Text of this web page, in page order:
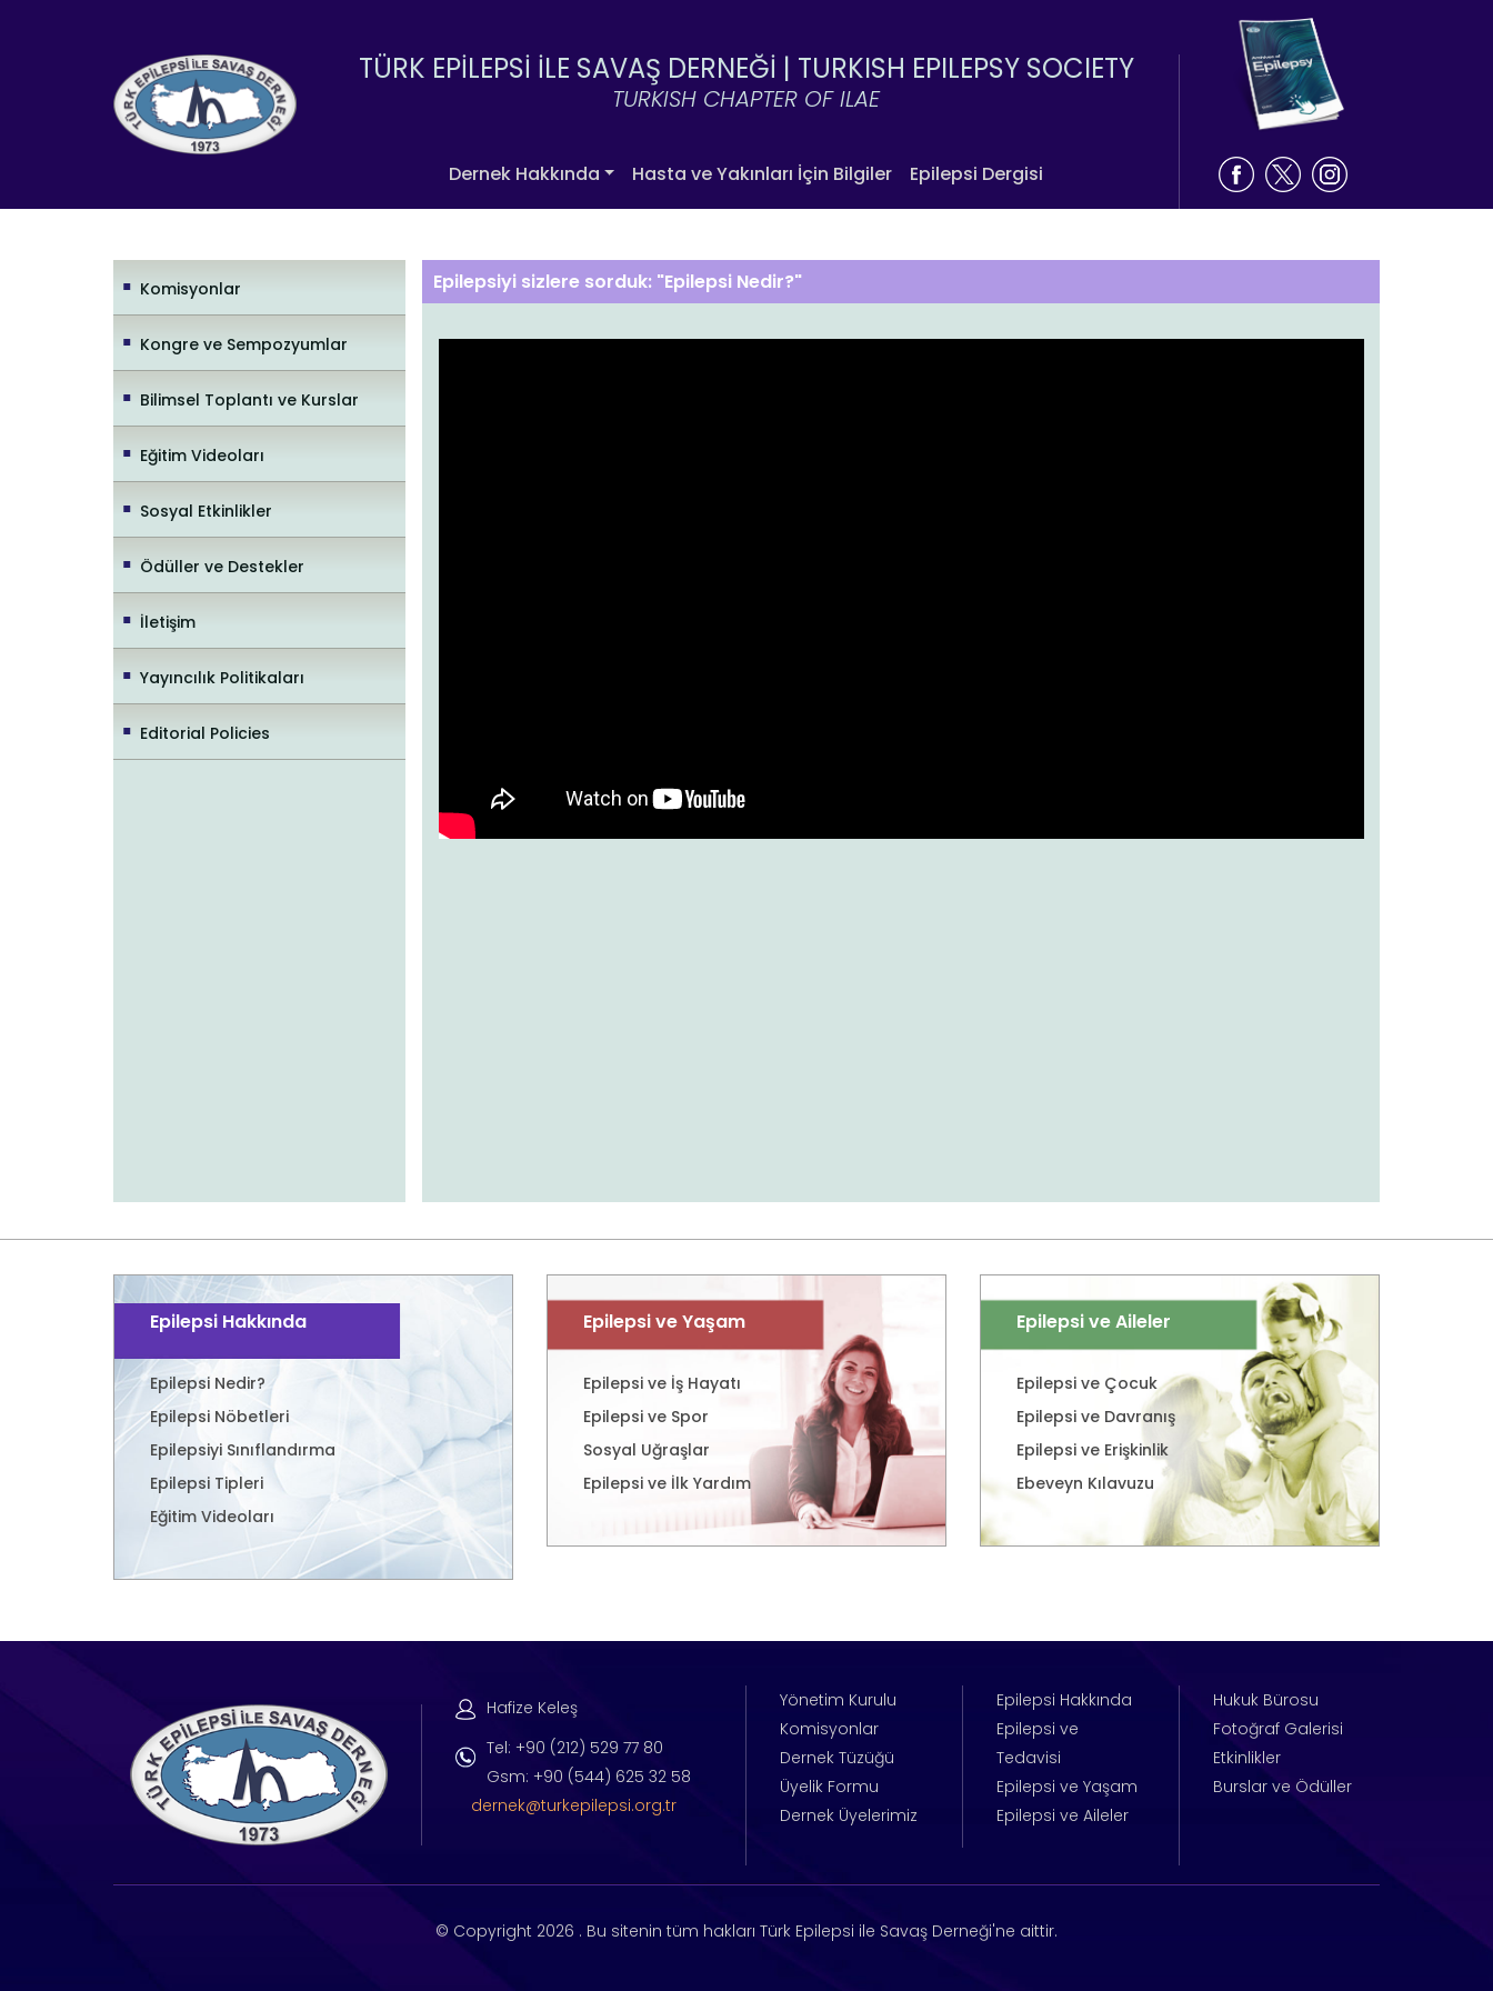
TÜRK EPİLEPSİ İLE SAVAŞ DERNEĞİ | TURKISH EPILEPSY SOCIETY
TURKISH CHAPTER OF ILAE
Dernek Hakkında Hasta ve Yakınları İçin Bilgiler Epilepsi Dergisi
Komisyonlar
Kongre ve Sempozyumlar
Bilimsel Toplantı ve Kurslar
Eğitim Videoları
Sosyal Etkinlikler
Ödüller ve Destekler
İletişim
Yayıncılık Politikaları
Editorial Policies
Epilepsiyi sizlere sorduk: "Epilepsi Nedir?"
Epilepsi Hakkında
Epilepsi Nedir?
Epilepsi Nöbetleri
Epilepsiyi Sınıflandırma
Epilepsi Tipleri
Eğitim Videoları
Epilepsi ve Yaşam
Epilepsi ve İş Hayatı
Epilepsi ve Spor
Sosyal Uğraşlar
Epilepsi ve İlk Yardım
Epilepsi ve Aileler
Epilepsi ve Çocuk
Epilepsi ve Davranış
Epilepsi ve Erişkinlik
Ebeveyn Kılavuzu
Hafize Keleş
Tel: +90 (212) 529 77 80
Gsm: +90 (544) 625 32 58
dernek@turkepilepsi.org.tr
Yönetim Kurulu
Komisyonlar
Dernek Tüzüğü
Üyelik Formu
Dernek Üyelerimiz
Epilepsi Hakkında
Epilepsi ve
Tedavisi
Epilepsi ve Yaşam
Epilepsi ve Aileler
Hukuk Bürosu
Fotoğraf Galerisi
Etkinlikler
Burslar ve Ödüller
© Copyright 2026 . Bu sitenin tüm hakları Türk Epilepsi ile Savaş Derneği'ne aittir.